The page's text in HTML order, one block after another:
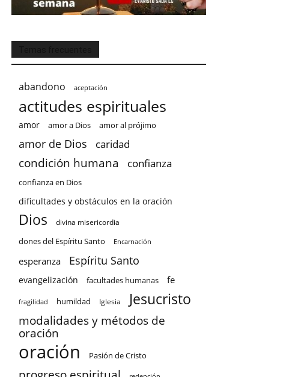
abandono aceptación
actitudes espirituales
amor amor a Dios amor al prójimo
amor de Dios caridad
condición humana confianza
confianza en Dios
dificultades y obstáculos en la oración
Dios divina misericordia
dones del Espíritu Santo Encarnación
esperanza Espíritu Santo
evangelización facultades humanas fe
fragilidad humildad Iglesia Jesucristo
modalidades y métodos de
oración
oración Pasión de Cristo